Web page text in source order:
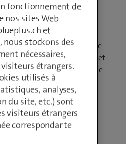
se passe pratiquement de
des données, ce qui permet
et le climat. Cela semble
Grâce à notre solution de
ce scénario
un avenir pas si lointain.
privé qui fonctionne
publiques. Toute la
fonctionnement de
nos sites Web
et
nous stockons des
nécessaires,
étrangers.
utilisés à
analyses,
du site, etc.) sont
visiteurs étrangers
correspondante